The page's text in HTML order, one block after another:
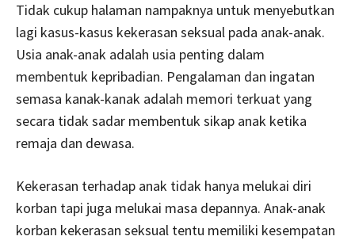
Tidak cukup halaman nampaknya untuk menyebutkan
lagi kasus-kasus kekerasan seksual pada anak-anak.
Usia anak-anak adalah usia penting dalam
membentuk kepribadian. Pengalaman dan ingatan
semasa kanak-kanak adalah memori terkuat yang
secara tidak sadar membentuk sikap anak ketika
remaja dan dewasa.
Kekerasan terhadap anak tidak hanya melukai diri
korban tapi juga melukai masa depannya. Anak-anak
korban kekerasan seksual tentu memiliki kesempatan